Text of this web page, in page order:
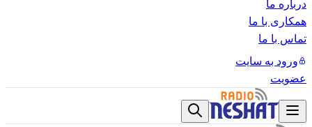
درباره ما
همکاری با ما
تماس با ما
ورود به سایت
عضویت